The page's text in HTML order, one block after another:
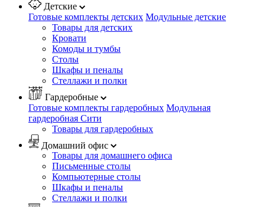
Детские
Готовые комплекты детских Модульные детские
Товары для детских
Кровати
Комоды и тумбы
Столы
Шкафы и пеналы
Стеллажи и полки
Гардеробные
Готовые комплекты гардеробных Модульная
гардеробная Сити
Товары для гардеробных
Домашний офис
Товары для домашнего офиса
Письменные столы
Компьютерные столы
Шкафы и пеналы
Стеллажи и полки